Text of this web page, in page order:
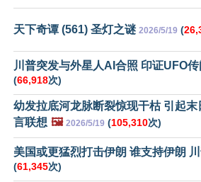
天下奇谭 (561) 圣灯之谜 2026/5/19 (
川普突发与外星人AI合照 印证UFO传
(66,918次)
幼发拉底河龙脉断裂惊现干枯 引起末
言联想 🖼️ 2026/5/19 (105,310次)
美国或更猛烈打击伊朗 谁支持伊朗
(61,345次)